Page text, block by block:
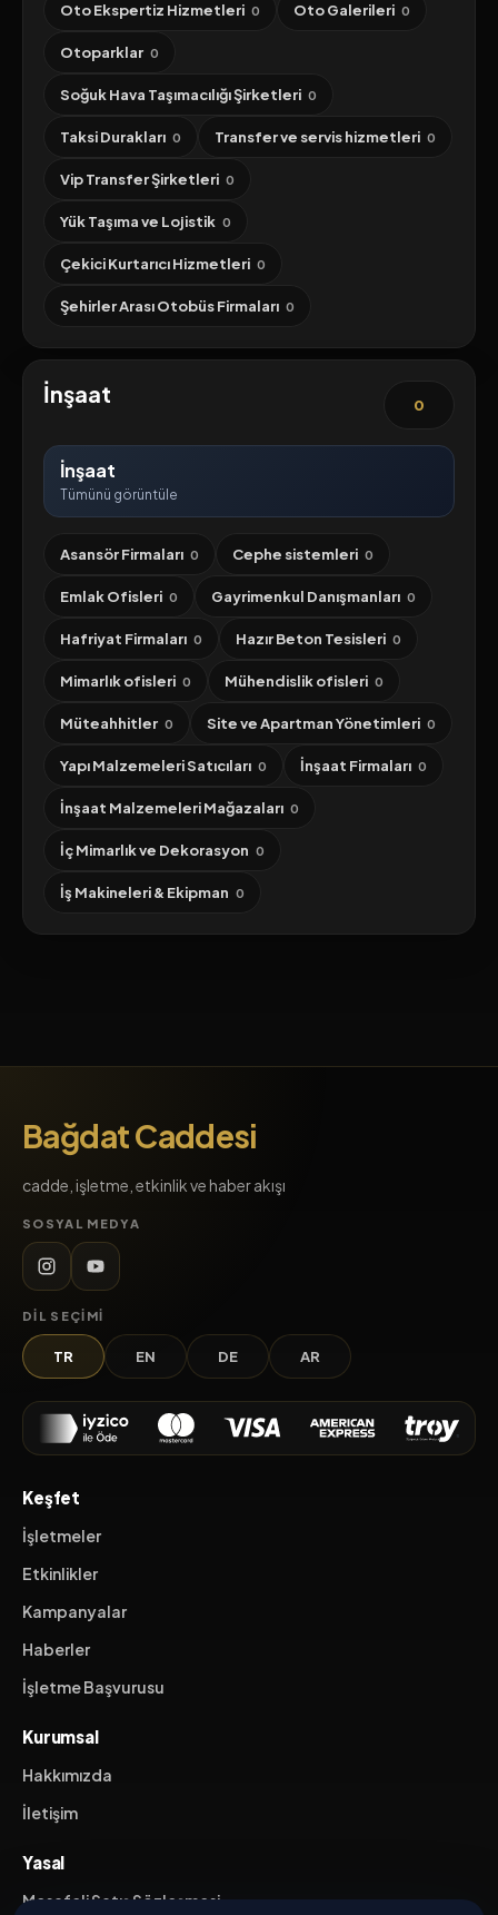
Oto Ekspertiz Hizmetleri 0 Oto Galerileri 0
Otoparklar 0
Soğuk Hava Taşımacılığı Şirketleri 0
Taksi Durakları 0 Transfer ve servis hizmetleri 0
Vip Transfer Şirketleri 0
Yük Taşıma ve Lojistik 0
Çekici Kurtarıcı Hizmetleri 0
Şehirler Arası Otobüs Firmaları 0
İnşaat 0
İnşaat
Tümünü görüntüle
Asansör Firmaları 0 Cephe sistemleri 0
Emlak Ofisleri 0 Gayrimenkul Danışmanları 0
Hafriyat Firmaları 0 Hazır Beton Tesisleri 0
Mimarlık ofisleri 0 Mühendislik ofisleri 0
Müteahhitler 0 Site ve Apartman Yönetimleri 0
Yapı Malzemeleri Satıcıları 0 İnşaat Firmaları 0
İnşaat Malzemeleri Mağazaları 0
İç Mimarlık ve Dekorasyon 0
İş Makineleri & Ekipman 0
Bağdat Caddesi
cadde, işletme, etkinlik ve haber akışı
SOSYAL MEDYA
DIL SEÇIMI
TR EN DE AR
Keşfet
İşletmeler
Etkinlikler
Kampanyalar
Haberler
İşletme Başvurusu
Kurumsal
Hakkımızda
İletişim
Yasal
Mesafeli Satış Sözleşmesi